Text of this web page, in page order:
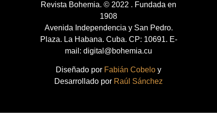
Revista Bohemia. © 2022 . Fundada en
1908
Avenida Independencia y San Pedro.
Plaza. La Habana. Cuba. CP: 10691. E-
mail: digital@bohemia.cu
Diseñado por Fabián Cobelo y
Desarrollado por Raúl Sánchez